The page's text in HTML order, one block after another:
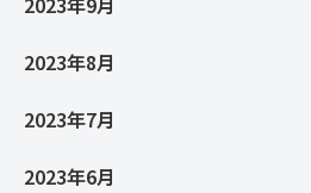
2023年8月
2023年7月
2023年6月